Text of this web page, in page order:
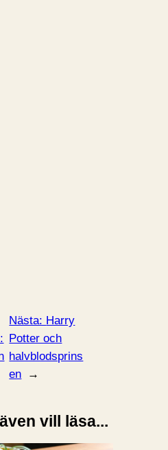
Nästa: Harry
Potter och
halvblodsprins
en
→
vill läsa...